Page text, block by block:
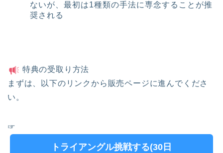
ないが、最初は1種類の手法に専念することが推
奨される
特典の受取り方法
まずは、以下のリンクから販売ページに進んでくださ
い。
☞
トライアングル挑戦する(30日